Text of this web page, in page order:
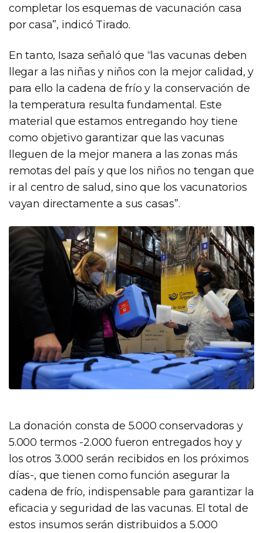
completar los esquemas de vacunación casa
por casa”, indicó Tirado.
En tanto, Isaza señaló que “las vacunas deben
llegar a las niñas y niños con la mejor calidad, y
para ello la cadena de frío y la conservación de
la temperatura resulta fundamental. Este
material que estamos entregando hoy tiene
como objetivo garantizar que las vacunas
lleguen de la mejor manera a las zonas más
remotas del país y que los niños no tengan que
ir al centro de salud, sino que los vacunatorios
vayan directamente a sus casas”.
La donación consta de 5.000 conservadoras y
5.000 termos -2.000 fueron entregados hoy y
los otros 3.000 serán recibidos en los próximos
días-, que tienen como función asegurar la
cadena de frío, indispensable para garantizar la
eficacia y seguridad de las vacunas. El total de
estos insumos serán distribuidos a 5.000